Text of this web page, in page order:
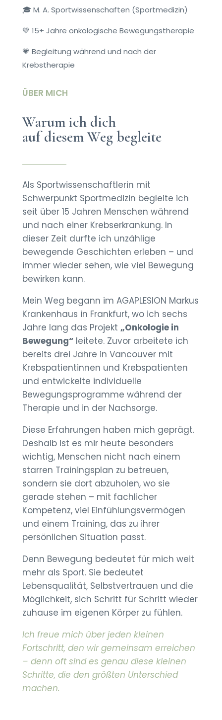
🎓 M. A. Sportwissenschaften (Sportmedizin)
💚 15+ Jahre onkologische Bewegungstherapie
💗 Begleitung während und nach der
Krebstherapie
ÜBER MICH
Warum ich dich
auf diesem Weg begleite
Als Sportwissenschaftlerin mit
Schwerpunkt Sportmedizin begleite ich
seit über 15 Jahren Menschen während
und nach einer Krebserkrankung. In
dieser Zeit durfte ich unzählige
bewegende Geschichten erleben – und
immer wieder sehen, wie viel Bewegung
bewirken kann.
Mein Weg begann im AGAPLESION Markus
Krankenhaus in Frankfurt, wo ich sechs
Jahre lang das Projekt „Onkologie in
Bewegung“leitete. Zuvor arbeitete ich
bereits drei Jahre in Vancouver mit
Krebspatientinnen und Krebspatienten
und entwickelte individuelle
Bewegungsprogramme während der
Therapie und in der Nachsorge.
Diese Erfahrungen haben mich geprägt.
Deshalb ist es mir heute besonders
wichtig, Menschen nicht nach einem
starren Trainingsplan zu betreuen,
sondern sie dort abzuholen, wo sie
gerade stehen – mit fachlicher
Kompetenz, viel Einfühlungsvermögen
und einem Training, das zu ihrer
persönlichen Situation passt.
Denn Bewegung bedeutet für mich weit
mehr als Sport. Sie bedeutet
Lebensqualität, Selbstvertrauen und die
Möglichkeit, sich Schritt für Schritt wieder
zuhause im eigenen Körper zu fühlen.
Ich freue mich über jeden kleinen
Fortschritt, den wir gemeinsam erreichen
– denn oft sind es genau diese kleinen
Schritte, die den größten Unterschied
machen.